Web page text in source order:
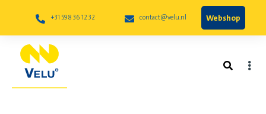
+31 598 36 12 32 contact@velu.nl Webshop